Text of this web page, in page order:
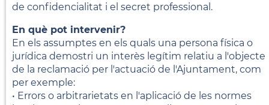
de confidencialitat i el secret professional.
En què pot intervenir?
En els assumptes en els quals una persona física o
jurídica demostri un interès legítim relatiu a l'objecte
de la reclamació per l'actuació de l'Ajuntament, com
per exemple:
• Errors o arbitrarietats en l'aplicació de les normes